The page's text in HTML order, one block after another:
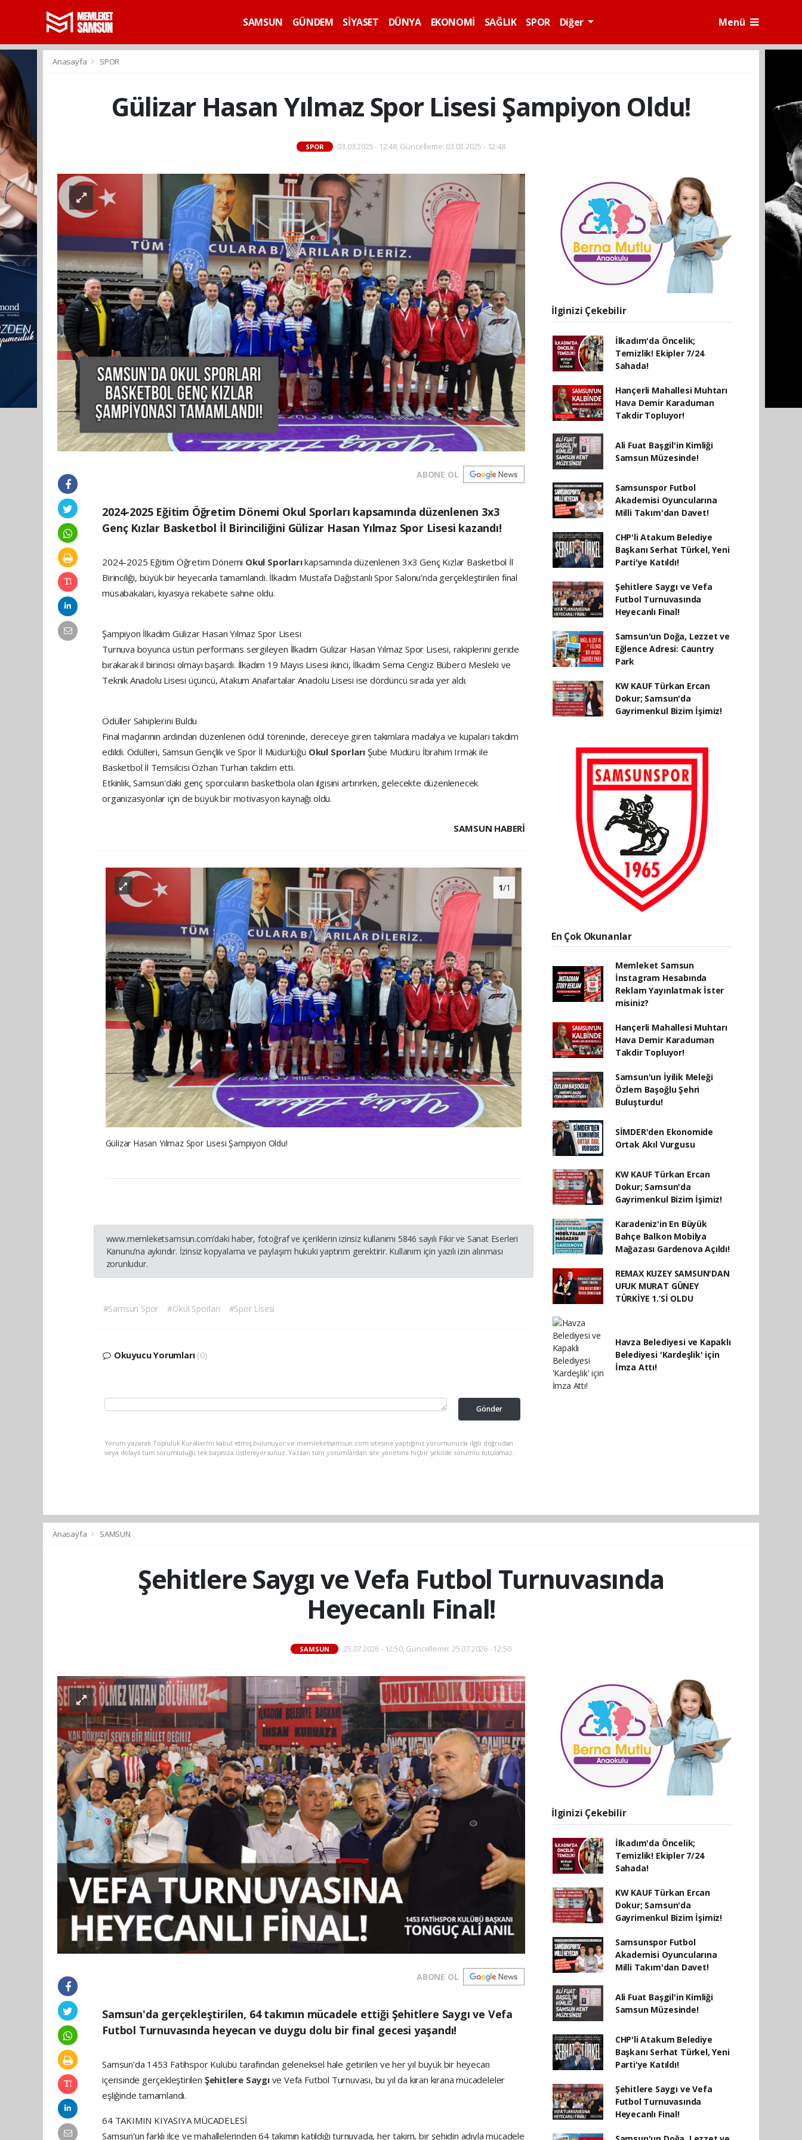
SAMSUN GÜNDEM SİYASET DÜNYA EKONOMİ SAĞLIK SPOR Diğer Menü
Anasayfa SPOR
Gülizar Hasan Yılmaz Spor Lisesi Şampiyon Oldu!
SPOR 03.03.2025 - 12:48, Güncelleme: 03.03.2025 - 12:48
ABONE OL
2024-2025 Eğitim Öğretim Dönemi Okul Sporları kapsamında düzenlenen 3x3
Genç Kızlar Basketbol İl Birinciliğini Gülizar Hasan Yılmaz Spor Lisesi kazandı!
2024-2025 Eğitim Öğretim Dönemi Okul Sporlarıkapsamında düzenlenen 3x3 Genç Kızlar Basketbol İl
Birinciliği, büyük bir heyecanla tamamlandı. İlkadım Mustafa Dağıstanlı Spor Salonu’nda gerçekleştirilen final
müsabakaları, kıyasıya rekabete sahne oldu.
Şampiyon İlkadım Gülizar Hasan Yılmaz Spor Lisesi
Turnuva boyunca üstün performans sergileyen İlkadım Gülizar Hasan Yılmaz Spor Lisesi, rakiplerini geride
bırakarak il birincisi olmayı başardı. İlkadım 19 Mayıs Lisesi ikinci, İlkadım Sema Cengiz Büberci Mesleki ve
Teknik Anadolu Lisesi üçüncü, Atakum Anafartalar Anadolu Lisesi ise dördüncü sırada yer aldı.
Ödüller Sahiplerini Buldu
Final maçlarının ardından düzenlenen ödül töreninde, dereceye giren takımlara madalya ve kupaları takdim
edildi. Ödülleri, Samsun Gençlik ve Spor İl Müdürlüğü Okul SporlarıŞube Müdürü İbrahim Irmak ile
Basketbol İl Temsilcisi Özhan Turhan takdim etti.
Etkinlik, Samsun'daki genç sporcuların basketbola olan ilgisini artırırken, gelecekte düzenlenecek
organizasyonlar için de büyük bir motivasyon kaynağı oldu.
SAMSUN HABERİ
1/1
Gülizar Hasan Yılmaz Spor Lisesi Şampiyon Oldu!
www.memleketsamsun.com’daki haber, fotoğraf ve içeriklerin izinsiz kullanımı 5846 sayılı Fikir ve Sanat Eserleri
Kanunu’na aykırıdır. İzinsiz kopyalama ve paylaşım hukuki yaptırım gerektirir. Kullanım için yazılı izin alınması
zorunludur.
#Samsun Spor #Okul Sporları #Spor Lisesi
Okuyucu Yorumları (0)
Gönder
Yorum yazarak Topluluk Kuralları’nı kabul etmiş bulunuyor ve memleketsamsun.com sitesine yaptığınız yorumunuzla ilgili doğrudan
veya dolaylı tüm sorumluluğu tek başınıza üstleniyorsunuz. Yazılan tüm yorumlardan site yönetimi hiçbir şekilde sorumlu tutulamaz.
İlginizi Çekebilir
İlkadım'da Öncelik;
Temizlik! Ekipler 7/24
Sahada!
Hançerli Mahallesi Muhtarı
Hava Demir Karaduman
Takdir Topluyor!
Ali Fuat Başgil'in Kimliği
Samsun Müzesinde!
Samsunspor Futbol
Akademisi Oyuncularına
Milli Takım'dan Davet!
CHP'li Atakum Belediye
Başkanı Serhat Türkel, Yeni
Parti'ye Katıldı!
Şehitlere Saygı ve Vefa
Futbol Turnuvasında
Heyecanlı Final!
Samsun'un Doğa, Lezzet ve
Eğlence Adresi: Cauntry
Park
KW KAUF Türkan Ercan
Dokur; Samsun'da
Gayrimenkul Bizim İşimiz!
En Çok Okunanlar
Memleket Samsun
İnstagram Hesabında
Reklam Yayınlatmak İster
misiniz?
Hançerli Mahallesi Muhtarı
Hava Demir Karaduman
Takdir Topluyor!
Samsun'un İyilik Meleği
Özlem Başoğlu Şehri
Buluşturdu!
SİMDER'den Ekonomide
Ortak Akıl Vurgusu
KW KAUF Türkan Ercan
Dokur; Samsun'da
Gayrimenkul Bizim İşimiz!
Karadeniz'in En Büyük
Bahçe Balkon Mobilya
Mağazası Gardenova Açıldı!
REMAX KUZEY SAMSUN'DAN
UFUK MURAT GÜNEY
TÜRKİYE 1.’Sİ OLDU
Havza Belediyesi ve Kapaklı
Belediyesi 'Kardeşlik' için
İmza Attı!
Anasayfa SAMSUN
Şehitlere Saygı ve Vefa Futbol Turnuvasında
Heyecanlı Final!
SAMSUN 25.07.2026 - 12:50, Güncelleme: 25.07.2026 - 12:50
ABONE OL
Samsun'da gerçekleştirilen, 64 takımın mücadele ettiği Şehitlere Saygı ve Vefa
Futbol Turnuvasında heyecan ve duygu dolu bir final gecesi yaşandı!
Samsun'da 1453 Fatihspor Kulübü tarafından geleneksel hale getirilen ve her yıl büyük bir heyecan
içerisinde gerçekleştirilen Şehitlere Saygı ve Vefa Futbol Turnuvası, bu yıl da kıran kırana mücadeleler
eşliğinde tamamlandı.
64 TAKIMIN KIYASIYA MÜCADELESİ
Samsun'un farklı ilçe ve mahallelerinden 64 takımın katıldığı turnuvada, her takım, bir şehidin adıyla mücadele
İlginizi Çekebilir
İlkadım'da Öncelik;
Temizlik! Ekipler 7/24
Sahada!
KW KAUF Türkan Ercan
Dokur; Samsun'da
Gayrimenkul Bizim İşimiz!
Samsunspor Futbol
Akademisi Oyuncularına
Milli Takım'dan Davet!
Ali Fuat Başgil'in Kimliği
Samsun Müzesinde!
CHP'li Atakum Belediye
Başkanı Serhat Türkel, Yeni
Parti'ye Katıldı!
Şehitlere Saygı ve Vefa
Futbol Turnuvasında
Heyecanlı Final!